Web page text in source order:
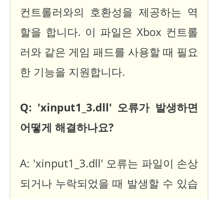
컨트롤러와의 호환성을 제공하는 역
할을 합니다. 이 파일은 Xbox 컨트롤
러와 같은 게임 패드를 사용할 때 필요
한 기능을 지원합니다.
Q: 'xinput1_3.dll' 오류가 발생하면
어떻게 해결하나요?
A: 'xinput1_3.dll' 오류는 파일이 손상
되거나 누락되었을 때 발생할 수 있습